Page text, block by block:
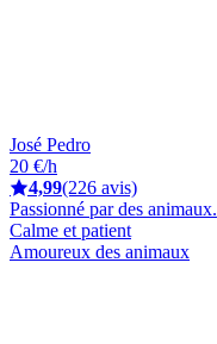
José Pedro
20 €/h
4,99(226 avis)
Passionné par des animaux.
Calme et patient
Amoureux des animaux